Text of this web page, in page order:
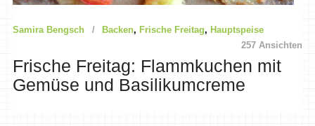
Samira Bengsch Backen, Frische Freitag, Hauptspeise
257 Ansichten
Frische Freitag: Flammkuchen mit
Gemüse und Basilikumcreme